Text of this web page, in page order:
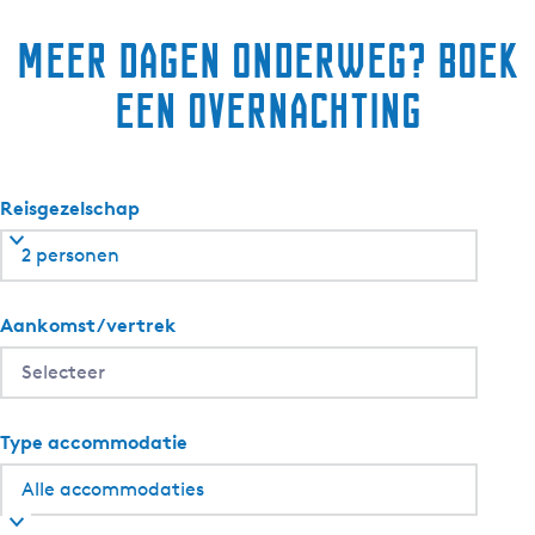
Meer dagen onderweg? Boek
een overnachting
Reisgezelschap
2 personen
Aankomst/vertrek
Type accommodatie